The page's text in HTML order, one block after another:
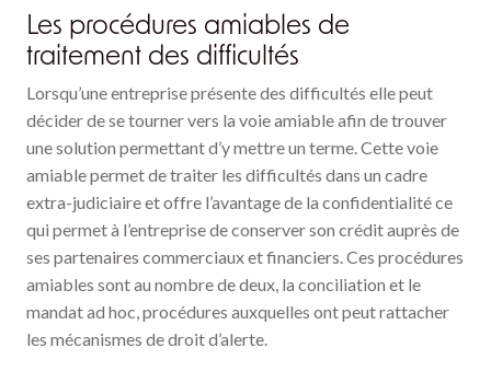
Les procédures amiables de
traitement des difficultés
Lorsqu’une entreprise présente des difficultés elle peut
décider de se tourner vers la voie amiable afin de trouver
une solution permettant d’y mettre un terme. Cette voie
amiable permet de traiter les difficultés dans un cadre
extra-judiciaire et offre l’avantage de la confidentialité ce
qui permet à l’entreprise de conserver son crédit auprès de
ses partenaires commerciaux et financiers. Ces procédures
amiables sont au nombre de deux, la conciliation et le
mandat ad hoc, procédures auxquelles ont peut rattacher
les mécanismes de droit d’alerte.